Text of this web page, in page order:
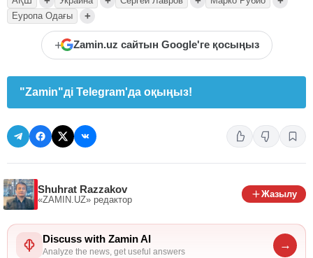
Еуропа Одағы +
+ Zamin.uz сайтын Google'ге қосыңыз
"Zamin"ді Telegram'да оқыңыз!
Shuhrat Razzakov
«ZAMIN.UZ» редактор
Жазылу
Discuss with Zamin AI
Analyze the news, get useful answers
→